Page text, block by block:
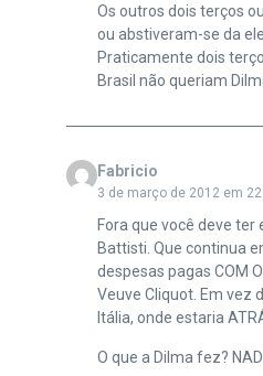
Os outros dois terços
ou abstiveram-se da
Praticamente dois
Brasil não queriam
Fabricio
3 de março de 2012 em
Fora que você deve ter
Battisti. Que continua
despesas pagas COM
Veuve Cliquot. Em vez
Itália, onde estaria
O que a Dilma fez?